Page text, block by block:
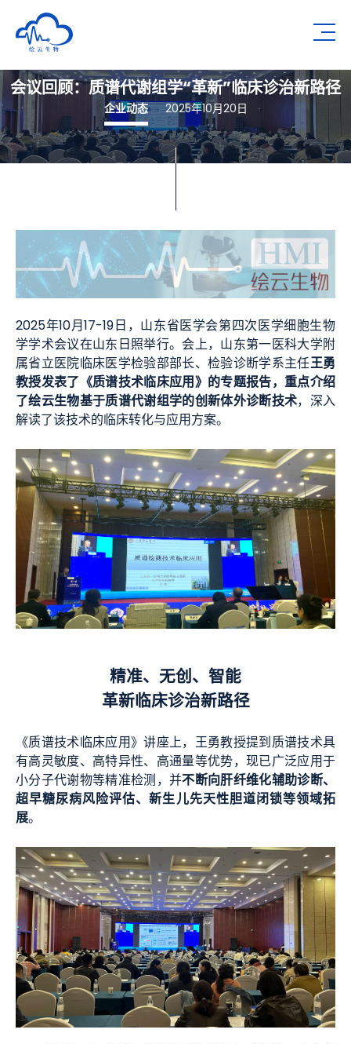
深圳市绘云生物科技有限公司
会议回顾：质谱代谢组学“革新”临床诊治新路径
企业动态 2025年10月20日
2025年10月17-19日，山东省医学会第四次医学细胞生物
学学术会议在山东日照举行。会上，山东第一医科大学附
属省立医院临床医学检验部部长、检验诊断学系主任王勇
教授发表了《质谱技术临床应用》的专题报告，重点介绍
了绘云生物基于质谱代谢组学的创新体外诊断技术，深入
解读了该技术的临床转化与应用方案。
精准、无创、智能
革新临床诊治新路径
《质谱技术临床应用》讲座上，王勇教授提到质谱技术具
有高灵敏度、高特异性、高通量等优势，现已广泛应用于
小分子代谢物等精准检测，并不断向肝纤维化辅助诊断、
超早糖尿病风险评估、新生儿先天性胆道闭锁等领域拓
展。